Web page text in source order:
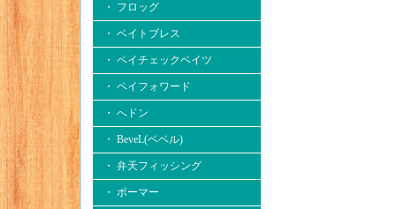
・ フロッグ
・ ベイトブレス
・ ペイチェックベイツ
・ ペイフォワード
・ へドン
・ BeveL(ベベル)
・ 弁天フィッシング
・ ボーマー